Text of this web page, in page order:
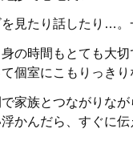
見たり話したり…。
の時間もとても大切
個室にこもりっき
家族とつながりな
かんだら、すぐに伝